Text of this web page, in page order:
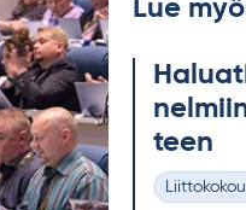
Lue
teen
Kategoriat